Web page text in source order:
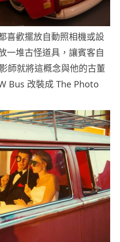
喜歡擺放自動照相機或設
一堆古怪道具，讓賓客自
師就將這概念與他的古董
Bus 改裝成 The Photo